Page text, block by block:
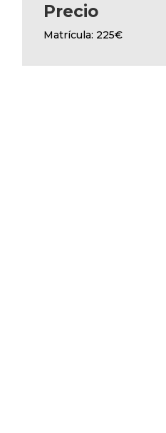
Precio
Matrícula: 225€